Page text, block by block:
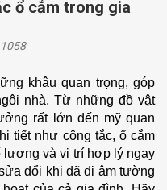
ổ cắm trong gia
khâu quan trọng, góp
nhà. Từ những đồ vật
rất lớn đến mỹ quan
tiết như công tắc, ổ cắm
lượng và vị trí hợp lý ngay
đổi khi đã đi âm tường